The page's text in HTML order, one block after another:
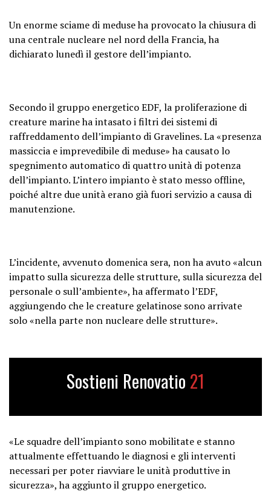
Un enorme sciame di meduse ha provocato la chiusura di
una centrale nucleare nel nord della Francia, ha
dichiarato lunedì il gestore dell’impianto.
Secondo il gruppo energetico EDF, la proliferazione di
creature marine ha intasato i filtri dei sistemi di
raffreddamento dell’impianto di Gravelines. La «presenza
massiccia e imprevedibile di meduse» ha causato lo
spegnimento automatico di quattro unità di potenza
dell’impianto. L’intero impianto è stato messo offline,
poiché altre due unità erano già fuori servizio a causa di
manutenzione.
L’incidente, avvenuto domenica sera, non ha avuto «alcun
impatto sulla sicurezza delle strutture, sulla sicurezza del
personale o sull’ambiente», ha affermato l’EDF,
aggiungendo che le creature gelatinose sono arrivate
solo «nella parte non nucleare delle strutture».
Sostieni Renovatio 21
«Le squadre dell’impianto sono mobilitate e stanno
attualmente effettuando le diagnosi e gli interventi
necessari per poter riavviare le unità produttive in
sicurezza», ha aggiunto il gruppo energetico.